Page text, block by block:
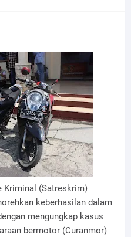
Kriminal (Satreskrim)
keberhasilan dalam
mengungkap kasus
bermotor (Curanmor)